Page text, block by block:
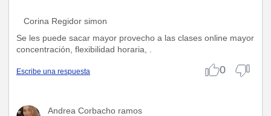
Corina Regidor simon
Se les puede sacar mayor provecho a las clases online mayor
concentración, flexibilidad horaria, .
Escribe una respuesta 0
Andrea Corbacho ramos